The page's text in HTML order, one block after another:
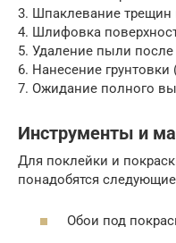
3. Шпаклевание трещин
4. Шлифовка
5. Удаление пыли
6. Нанесение грунтовки
7. Ожидание полного
Инструменты и
Для поклейки и
понадобятся
Обои под